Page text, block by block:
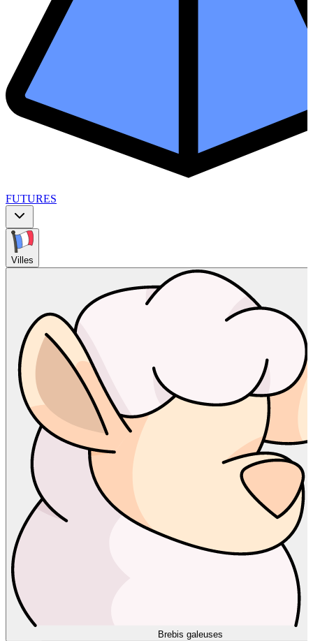
FUTURES
Villes
Brebis galeuses